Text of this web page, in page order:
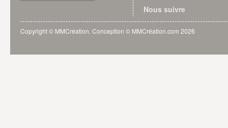
Nous suivre
Copyright © MMCréation. Conception © MMCréation.com 2026